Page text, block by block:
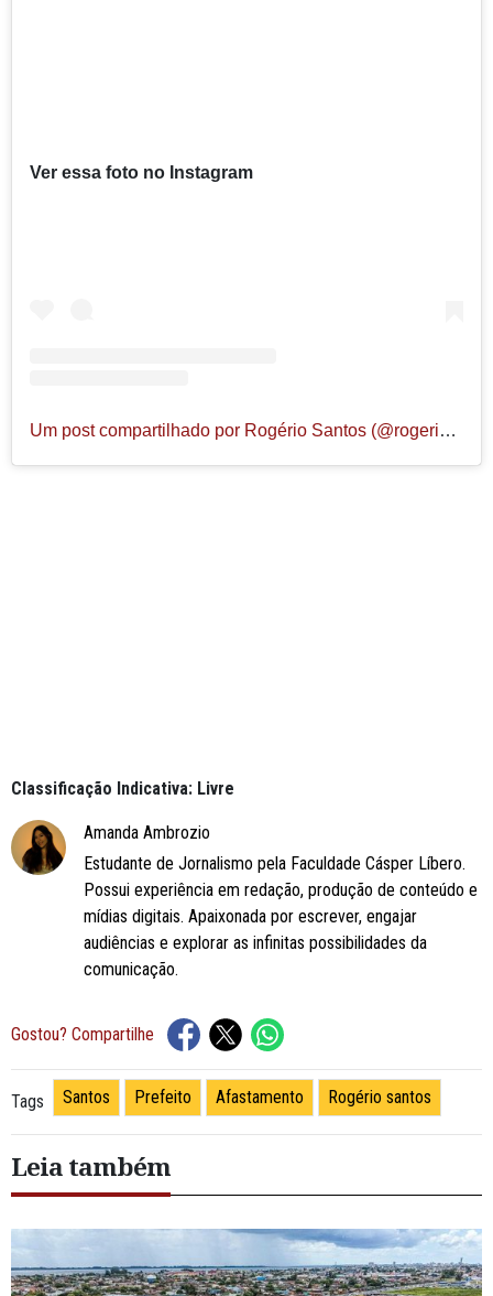
Ver essa foto no Instagram
Um post compartilhado por Rogério Santos (@rogeriosantos.stos)
Classificação Indicativa: Livre
Amanda Ambrozio
Estudante de Jornalismo pela Faculdade Cásper Líbero.
Possui experiência em redação, produção de conteúdo e
mídias digitais. Apaixonada por escrever, engajar
audiências e explorar as infinitas possibilidades da
comunicação.
Gostou? Compartilhe
Tags Santos Prefeito Afastamento Rogério santos
Leia também